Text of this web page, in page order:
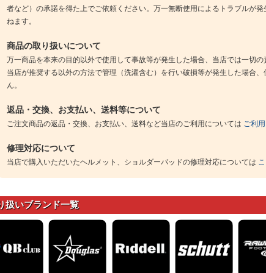
者など）の承諾を得た上でご依頼ください。万一無断使用によるトラブルが
ねます。
商品の取り扱いについて
万一商品を本来の目的以外で使用して事故等が発生した場合、当店では一切
当店が推奨する以外の方法で管理（洗濯含む）を行い破損等が発生した場合
ん。
返品・交換、お支払い、送料等について
ご注文商品の返品・交換、お支払い、送料など当店のご利用については ご利
修理対応について
当店で購入いただいたヘルメット、ショルダーパッドの修理対応については
扱いブランド一覧